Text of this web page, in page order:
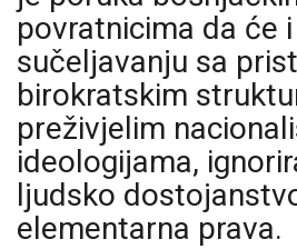
povratnicima da će
sučeljavanju sa
birokratskim
preživjelim
ideologijama,
ljudsko
elementarna prava.